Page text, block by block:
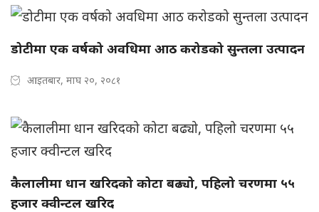
डोटीमा एक वर्षको अवधिमा आठ करोडको सुन्तला उत्पादन
आइतबार, माघ २०, २०८१
कैलालीमा धान खरिदको कोटा बढ्यो, पहिलो चरणमा ५५
हजार क्वीन्टल खरिद